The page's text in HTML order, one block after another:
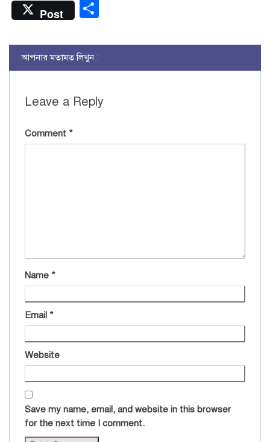
Post
আপনার মতামত লিখুন :
Leave a Reply
Comment *
Name *
Email *
Website
Save my name, email, and website in this browser
for the next time I comment.